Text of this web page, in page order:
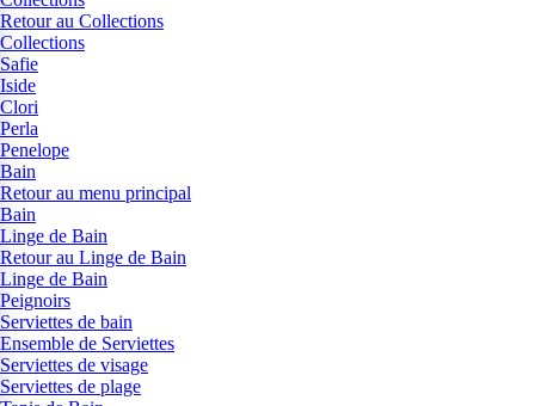
Retour au Collections
Collections
Safie
Iside
Clori
Perla
Penelope
Bain
Retour au menu principal
Bain
Linge de Bain
Retour au Linge de Bain
Linge de Bain
Peignoirs
Serviettes de bain
Ensemble de Serviettes
Serviettes de visage
Serviettes de plage